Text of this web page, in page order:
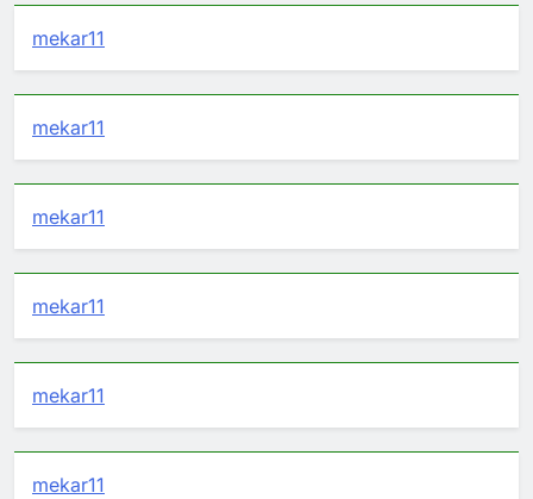
mekar11
mekar11
mekar11
mekar11
mekar11
mekar11